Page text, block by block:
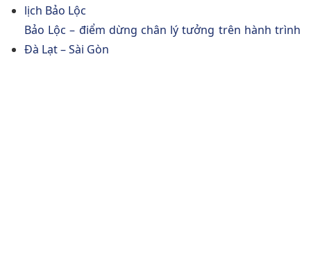
lịch Bảo Lộc
Bảo Lộc – điểm dừng chân lý tưởng trên hành trình
Đà Lạt – Sài Gòn